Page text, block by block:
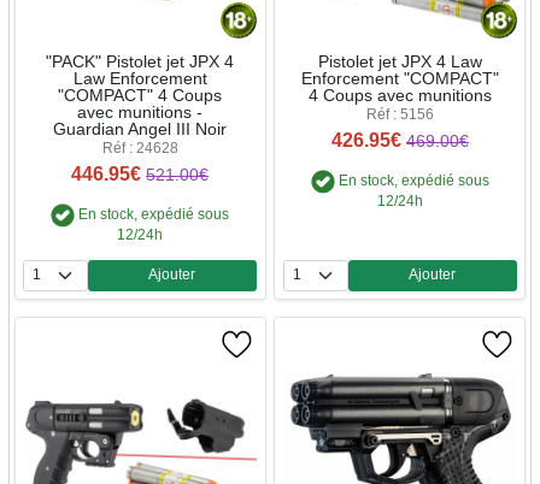
"PACK" Pistolet jet JPX 4
Law Enforcement
"COMPACT" 4 Coups
avec munitions -
Guardian Angel III Noir
Réf : 24628
446.95€ 521.00€
En stock, expédié sous
12/24h
Quantité
Ajouter
Pistolet jet JPX 4 Law
Enforcement "COMPACT"
4 Coups avec munitions
Réf : 5156
426.95€ 469.00€
En stock, expédié sous
12/24h
Quantité
Ajouter